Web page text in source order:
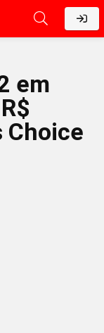
em
Choice